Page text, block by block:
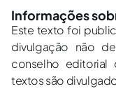
Informações
Este texto foi
divulgação não
conselho editorial
textos são